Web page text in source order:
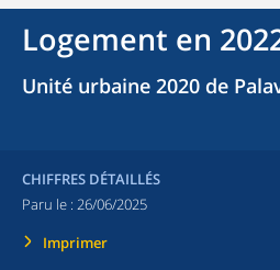
Logement en
Unité urbaine 2020 de
CHIFFRES DÉTAILLÉS
Paru le : 26/06/2025
Imprimer